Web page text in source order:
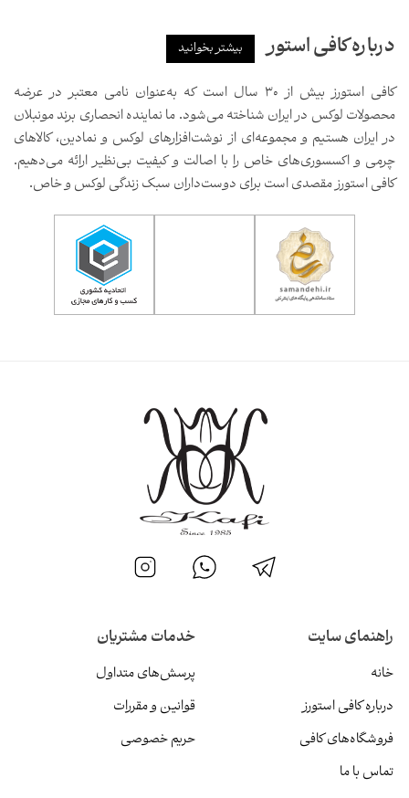
درباره کافی استور بیشتر بخوانید
کافی استورز بیش از ۳۰ سال است که به‌عنوان نامی معتبر در عرضه
محصولات لوکس در ایران شناخته می‌شود. ما نماینده انحصاری برند مونبلان
در ایران هستیم و مجموعه‌ای از نوشت‌افزارهای لوکس و نمادین، کالاهای
چرمی و اکسسوری‌های خاص را با اصالت و کیفیت بی‌نظیر ارائه می‌دهیم.
کافی استورز مقصدی است برای دوست‌داران سبک زندگی لوکس و خاص.
راهنمای سایت
خانه
درباره کافی استورز
فروشگاه‌های کافی
تماس با ما
خدمات مشتریان
پرسش‌های متداول
قوانین و مقررات
حریم خصوصی